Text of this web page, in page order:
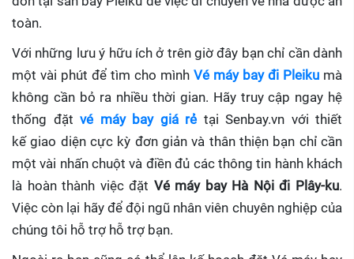
toàn.
Với những lưu ý hữu ích ở trên giờ đây bạn chỉ cần dành
một vài phút để tìm cho mình Vé máy bay đi Pleiku mà
không cần bỏ ra nhiều thời gian. Hãy truy cập ngay hệ
thống đặt vé máy bay giá rẻ tại Senbay.vn với thiết
kế giao diện cực kỳ đơn giản và thân thiện bạn chỉ cần
một vài nhấn chuột và điền đủ các thông tin hành khách
là hoàn thành việc đặt Vé máy bay Hà Nội đi Plây-ku.
Việc còn lại hãy để đội ngũ nhân viên chuyên nghiệp của
chúng tôi hỗ trợ hỗ trợ bạn.